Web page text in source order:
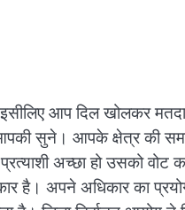
आप दिल खोलकर
सुने। आपके क्षेत्र की
अच्छा हो उसको वोट
है। अपने अधिकार का